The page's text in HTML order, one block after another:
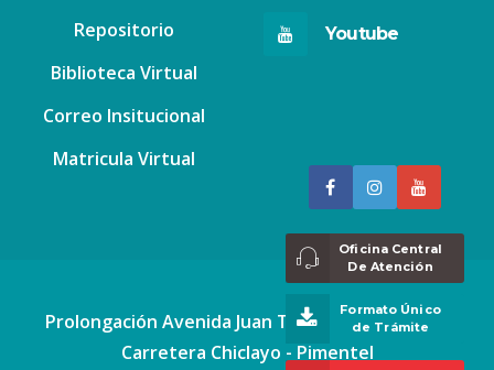
Oficina Central
De Atención
Formato Único
de Trámite
Repositorio
Biblioteca Virtual
Correo Insitucional
Matricula Virtual
Youtube
Prolongación Avenida Juan Tomis Stack Nº 2777
Carretera Chiclayo - Pimentel